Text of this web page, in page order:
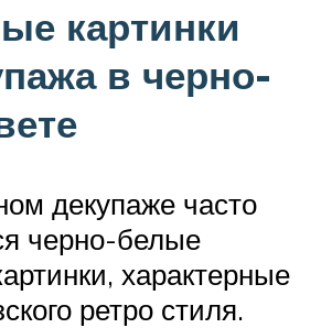
картинки
в черно-
декупаже часто
черно-белые
характерные
ретро стиля.